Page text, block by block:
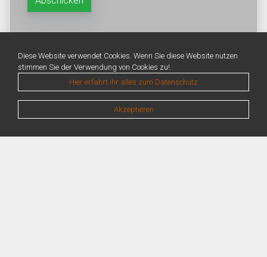
Diese Website verwendet Cookies. Wenn Sie diese Website nutzen
stimmen Sie der Verwendung von Cookies zu!.
Hier erfahrt ihr alles zum Datenschutz
Akzeptieren